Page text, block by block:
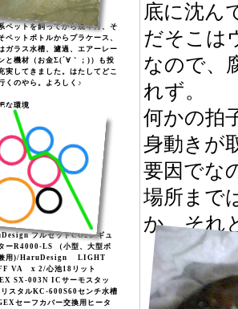
ペットを飼ってから幾年月、そ
ペットボトルからプラケース、
ガラス水槽、濾過、エアーレー
と機材（お金Σ(´∀｀；)）も投
実してきました。はたしてどこ
くのやら。よろしく♪
な環境
フルセットCO2レギュ
ーR4000-LS （小型、大型ボ
用)/HaruDesign LIGHT
VA x 2/心池18リット
SX-003N ICサーモスタッ
リスタルKC-600S60センチ水槽
セーフカバー交換用ヒータ
底に沈ん
だそこは
なので、
れず。
何かの拍
身動きが
要因でな
場所まで
か、それ